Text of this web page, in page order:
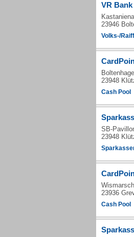
VR
23946
Volks-/
23948
Cash Pool
SB-
23948
23936
Cash Pool